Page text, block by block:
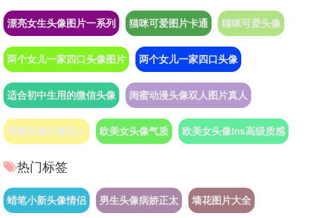
漂亮女生头像图片一系列 猫咪可爱图片卡通 猫咪可爱头像
两个女儿一家四口头像图片 两个女儿一家四口头像
适合初中生用的微信头像 闺蜜动漫头像双人图片真人
闺蜜动漫头像双人 欧美女头像气质 欧美女头像ins高级质感
热门标签
蜡笔小新头像情侣 男生头像病娇正太 墙花图片大全